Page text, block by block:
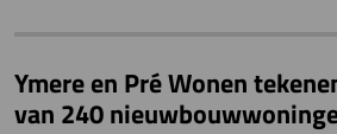
Ymere en Pré Wonen
van 240